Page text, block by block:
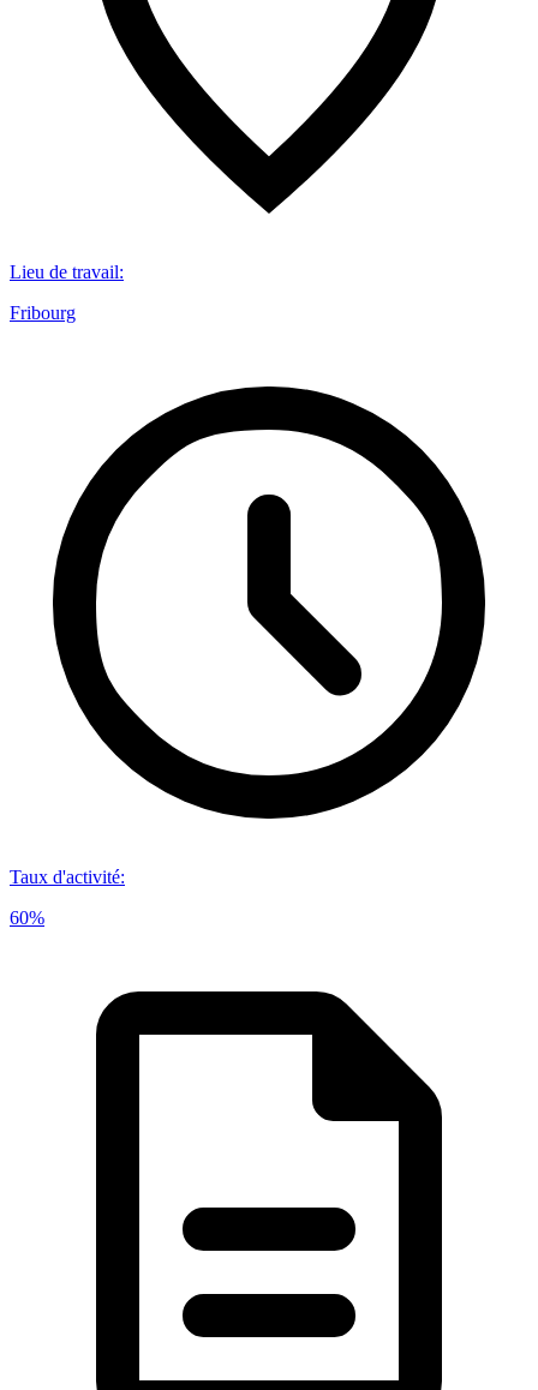
Lieu de travail:
Fribourg
Taux d'activité:
60%